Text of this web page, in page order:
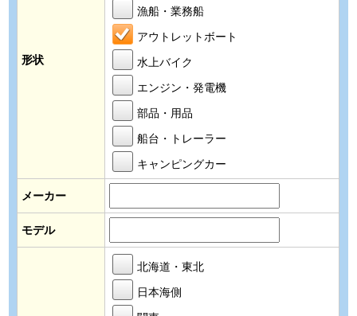
形状
漁船・業務船
アウトレットボート
水上バイク
エンジン・発電機
部品・用品
船台・トレーラー
キャンピングカー
メーカー
モデル
北海道・東北
日本海側